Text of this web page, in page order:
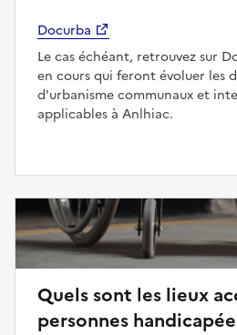
Docurba
Le cas échéant, retrouvez sur
en cours qui feront évoluer les
d'urbanisme communaux et
applicables à Anlhiac.
Quels sont les lieux
personnes